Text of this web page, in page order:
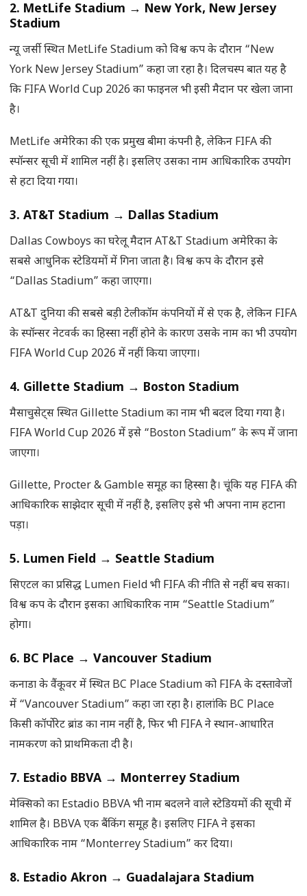
2. MetLife Stadium → New York, New Jersey
Stadium
न्यू जर्सी स्थित MetLife Stadium को विश्व कप के दौरान “New
York New Jersey Stadium” कहा जा रहा है। दिलचस्प बात यह है
कि FIFA World Cup 2026 का फाइनल भी इसी मैदान पर खेला जाना
है।
MetLife अमेरिका की एक प्रमुख बीमा कंपनी है, लेकिन FIFA की
स्पॉन्सर सूची में शामिल नहीं है। इसलिए उसका नाम आधिकारिक उपयोग
से हटा दिया गया।
3. AT&T Stadium → Dallas Stadium
Dallas Cowboys का घरेलू मैदान AT&T Stadium अमेरिका के
सबसे आधुनिक स्टेडियमों में गिना जाता है। विश्व कप के दौरान इसे
“Dallas Stadium” कहा जाएगा।
AT&T दुनिया की सबसे बड़ी टेलीकॉम कंपनियों में से एक है, लेकिन FIFA
के स्पॉन्सर नेटवर्क का हिस्सा नहीं होने के कारण उसके नाम का भी उपयोग
FIFA World Cup 2026 में नहीं किया जाएगा।
4. Gillette Stadium → Boston Stadium
मैसाचुसेट्स स्थित Gillette Stadium का नाम भी बदल दिया गया है।
FIFA World Cup 2026 में इसे “Boston Stadium” के रूप में जाना
जाएगा।
Gillette, Procter & Gamble समूह का हिस्सा है। चूंकि यह FIFA की
आधिकारिक साझेदार सूची में नहीं है, इसलिए इसे भी अपना नाम हटाना
पड़ा।
5. Lumen Field → Seattle Stadium
सिएटल का प्रसिद्ध Lumen Field भी FIFA की नीति से नहीं बच सका।
विश्व कप के दौरान इसका आधिकारिक नाम “Seattle Stadium”
होगा।
6. BC Place → Vancouver Stadium
कनाडा के वैंकूवर में स्थित BC Place Stadium को FIFA के दस्तावेजों
में “Vancouver Stadium” कहा जा रहा है। हालांकि BC Place
किसी कॉर्पोरेट ब्रांड का नाम नहीं है, फिर भी FIFA ने स्थान-आधारित
नामकरण को प्राथमिकता दी है।
7. Estadio BBVA → Monterrey Stadium
मेक्सिको का Estadio BBVA भी नाम बदलने वाले स्टेडियमों की सूची में
शामिल है। BBVA एक बैंकिंग समूह है। इसलिए FIFA ने इसका
आधिकारिक नाम “Monterrey Stadium” कर दिया।
8. Estadio Akron → Guadalajara Stadium